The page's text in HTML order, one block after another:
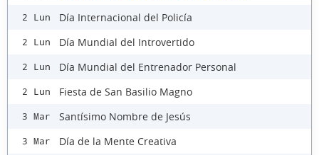
2 Lun Día Internacional del Policía
2 Lun Día Mundial del Introvertido
2 Lun Día Mundial del Entrenador Personal
2 Lun Fiesta de San Basilio Magno
3 Mar Santísimo Nombre de Jesús
3 Mar Día de la Mente Creativa